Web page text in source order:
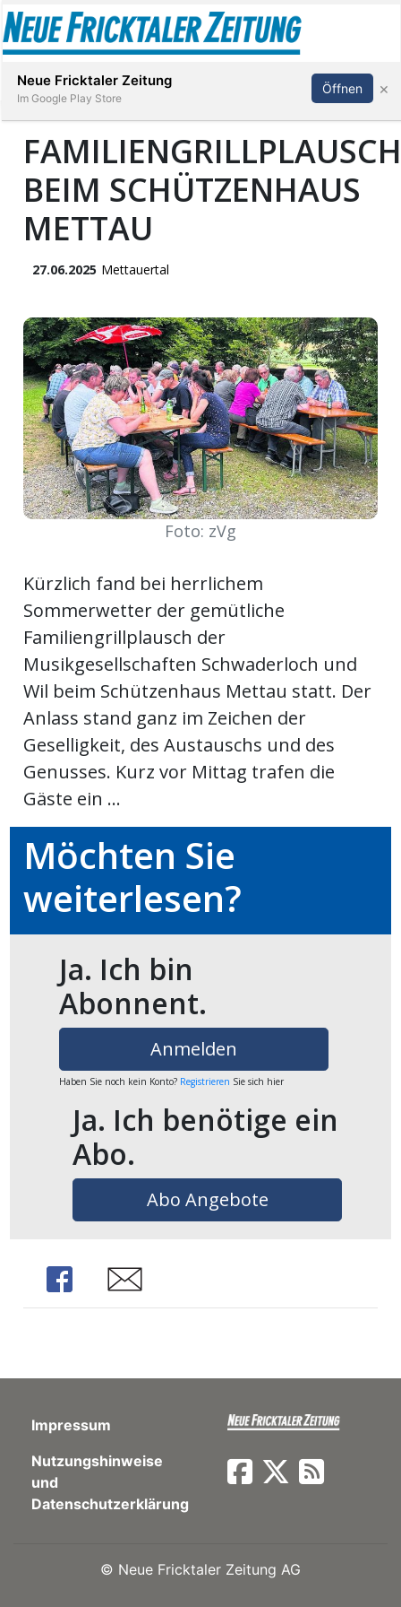
Stellen
E-
Paper
App
Abonnieren Anmelden
BEIM SCHÜTZENHAUS
METTAU
27.06.2025 Mettauertal
Foto: zVg
Kürzlich fand bei herrlichem
Sommerwetter der gemütliche
Familiengrillplausch der
Musikgesellschaften Schwaderloch und
Wil beim Schützenhaus Mettau statt. Der
Anlass stand ganz im Zeichen der
Geselligkeit, des Austauschs und des
Genusses. Kurz vor Mittag trafen die
Gäste ein ...
Möchten Sie
weiterlesen?
Ja. Ich bin
Abonnent.
Anmelden
Haben Sie noch kein Konto? Registrieren Sie sich hier
Ja. Ich benötige ein
Abo.
Abo Angebote
Share Share
Impressum
Nutzungshinweise
und
Datenschutzerklärung
© Neue Fricktaler Zeitung AG
Neue Fricktaler Zeitung
Im Google Play Store
Öffnen ×